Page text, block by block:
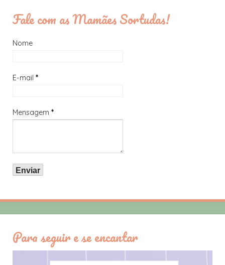
Fale com as Mamães Sortudas!
Nome
E-mail *
Mensagem *
Para seguir e se encantar